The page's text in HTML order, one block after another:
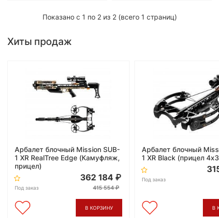
Показано с 1 по 2 из 2 (всего 1 страниц)
Хиты продаж
Арбалет блочный Mission SUB-
1 XR RealTree Edge (Камуфляж,
прицел)
Под заказ
362 184
415 554
В КОРЗИНУ
Арбалет блочный
1 XR Black (прицел
Под заказ
В